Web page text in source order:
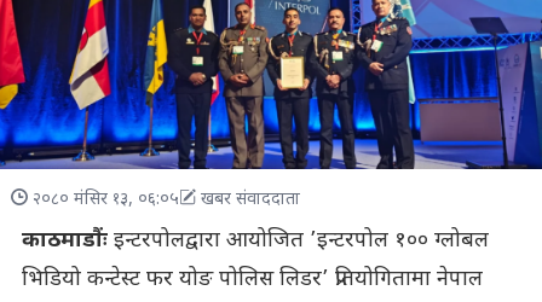
२०८० मंसिर १३, ०६:०५ खबर संवाददाता
काठमाडौंः इन्टरपोलद्वारा आयोजित ’इन्टरपोल १०० ग्लोबल
भिडियो कन्टेस्ट फर योङ पोलिस लिडर’ प्रतियोगितामा नेपाल